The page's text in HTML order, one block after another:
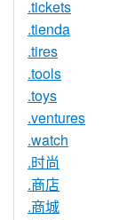
.tickets
.tienda
.tires
.tools
.toys
.ventures
.watch
.时尚
.商店
.商城